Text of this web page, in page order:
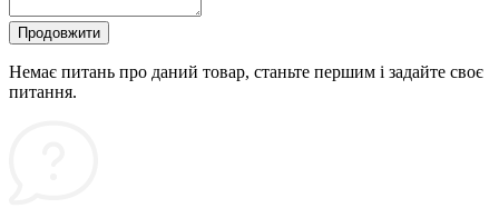
Продовжити
Немає питань про даний товар, станьте першим і задайте своє
питання.